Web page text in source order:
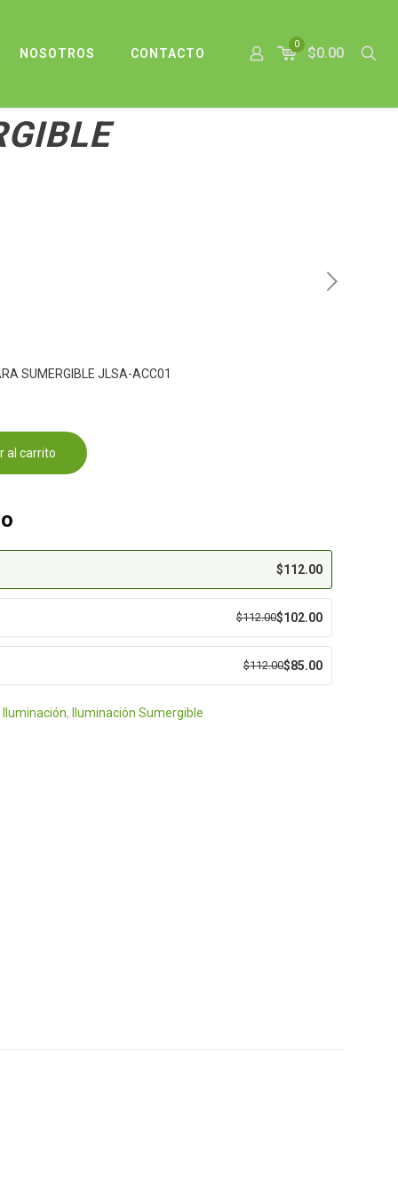
NOSOTROS CONTACTO
0
$0.00
SUMERGIBLE JLSA-ACC01
al carrito
$112.00
$112.00$102.00
$112.00$85.00
Iluminación, Iluminación Sumergible